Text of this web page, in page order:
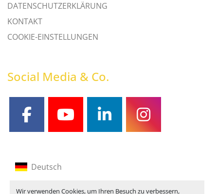
Wir verwenden Cookies, um Ihren Besuch zu verbessern,
DATENSCHUTZERKLÄRUNG
KONTAKT
COOKIE-EINSTELLUNGEN
Social Media & Co.
facebookyoutubelinkedininstagram
Deutsch
Englisch